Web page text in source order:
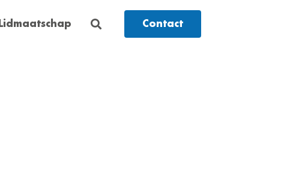
Lidmaatschap Contact